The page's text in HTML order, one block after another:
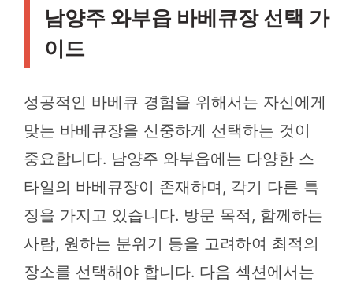
남양주 와부읍 바베큐장 선택 가
이드
성공적인 바베큐 경험을 위해서는 자신에게
맞는 바베큐장을 신중하게 선택하는 것이
중요합니다. 남양주 와부읍에는 다양한 스
타일의 바베큐장이 존재하며, 각기 다른 특
징을 가지고 있습니다. 방문 목적, 함께하는
사람, 원하는 분위기 등을 고려하여 최적의
장소를 선택해야 합니다. 다음 섹션에서는